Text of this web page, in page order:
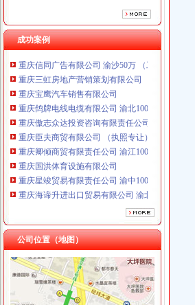
成功案例
重庆星竣贸易有限责任公司 渝中100万 （进出口
重庆海谛升进出口贸易有限公司 渝北100万 （进
重庆奕欣锦诚商贸有限公司 渝九50万 （工商注册
重庆信同广告有限公司 渝沙50万 （工商注册）
重庆三虹房地产营销策划有限公司
重庆宝鹰汽车销售有限公司
重庆鸽牌电线电缆有限公司 渝北10010万 (进出口
重庆傲志众达投资咨询有限责任公司 渝九1000
重庆臣夫商贸有限公司 （执照专让）
重庆卿倾商贸有限责任公司 渝江100万 （工商注
重庆国洪体育设施有限公司
重庆星竣贸易有限责任公司 渝中100万 （进出口
重庆海谛升进出口贸易有限公司 渝北100万 （进
重庆奕欣锦诚商贸有限公司 渝九50万 （工商注册
重庆信同广告有限公司 渝沙50万 （工商注册）
重庆三虹房地产营销策划有限公司
重庆宝鹰汽车销售有限公司
公司位置（地图）